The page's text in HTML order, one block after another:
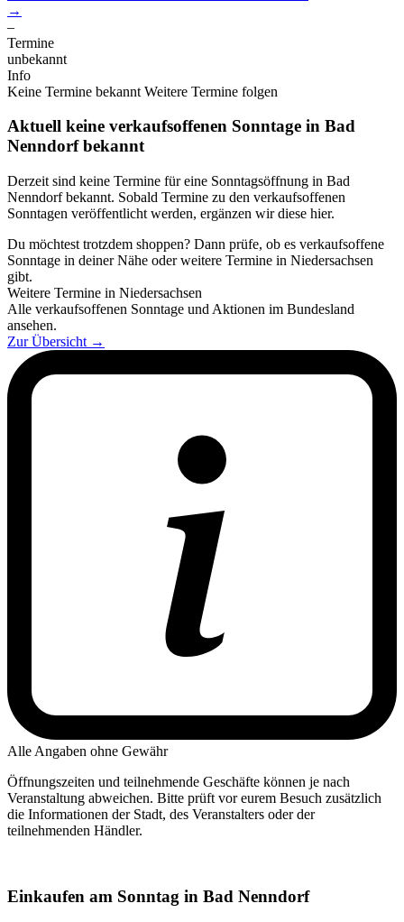
→
–
Termine
unbekannt
Info
Keine Termine bekannt Weitere Termine folgen
Aktuell keine verkaufsoffenen Sonntage in Bad
Nenndorf bekannt
Derzeit sind keine Termine für eine Sonntagsöffnung in Bad
Nenndorf bekannt. Sobald Termine zu den verkaufsoffenen
Sonntagen veröffentlicht werden, ergänzen wir diese hier.
Du möchtest trotzdem shoppen? Dann prüfe, ob es verkaufsoffene
Sonntage in deiner Nähe oder weitere Termine in Niedersachsen
gibt.
Weitere Termine in Niedersachsen
Alle verkaufsoffenen Sonntage und Aktionen im Bundesland
ansehen.
Zur Übersicht →
Alle Angaben ohne Gewähr
Öffnungszeiten und teilnehmende Geschäfte können je nach
Veranstaltung abweichen. Bitte prüft vor eurem Besuch zusätzlich
die Informationen der Stadt, des Veranstalters oder der
teilnehmenden Händler.
Einkaufen am Sonntag in Bad Nenndorf